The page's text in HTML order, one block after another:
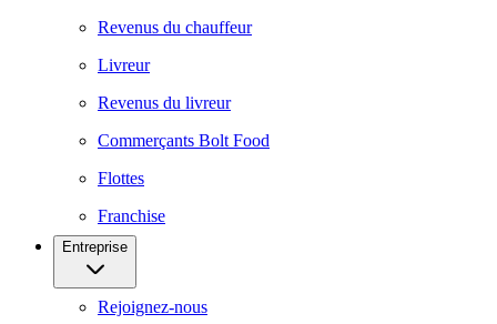
Revenus du chauffeur
Livreur
Revenus du livreur
Commerçants Bolt Food
Flottes
Franchise
Entreprise
Rejoignez-nous